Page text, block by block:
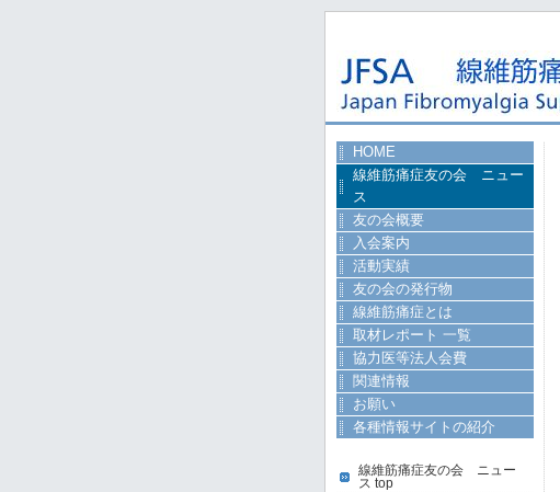
HOME
線維筋痛症友の会 ニュー
ス
友の会概要
入会案内
活動実績
友の会の発行物
線維筋痛症とは
取材レポート 一覧
協力医等法人会費
関連情報
お願い
各種情報サイトの紹介
線維筋痛症友の会 ニュー
ス top